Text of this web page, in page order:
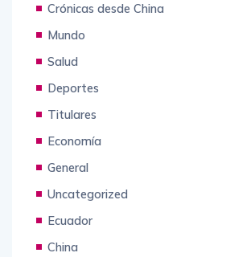
Crónicas desde China
Mundo
Salud
Deportes
Titulares
Economía
General
Uncategorized
Ecuador
China